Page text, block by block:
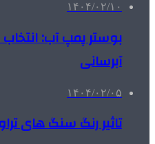
۱۴۰۴/۰۲/۱۰
بوستر پمپ آب:
آبرسانی
۱۴۰۴/۰۲/۰۵
تاثیر رنگ سنگ های